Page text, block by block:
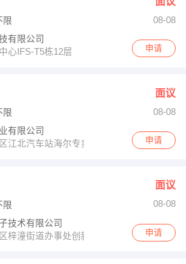
限
08-08
有限公司
心IFS-T5栋12层
申请
面议
限
08-08
有限公司
江北汽车站海尔专卖店
申请
面议
限
08-08
技术有限公司
梓潼街道办事处创新大道660号
申请